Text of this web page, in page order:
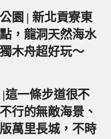
園 | 新北貢寮東
，龍洞天然海水
木舟超好玩～
這一條步道很不
行的無敵海景、
萬里長城，不時